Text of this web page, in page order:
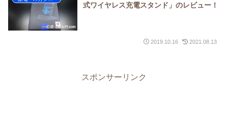
式ワイヤレス充電スタンド」のレビュー！
2019.10.16 2021.08.13
スポンサーリンク